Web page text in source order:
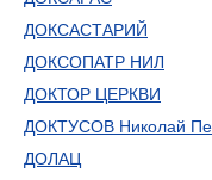
ДОКСАСТАРИЙ
ДОКСОПАТР НИЛ
ДОКТОР ЦЕРКВИ
ДОКТУСОВ Николай
ДОЛАЦ